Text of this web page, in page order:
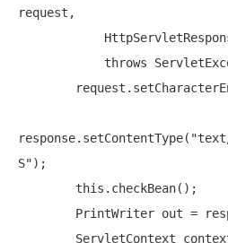
request,
throws
response.setContentType(
S");
this .checkBean();